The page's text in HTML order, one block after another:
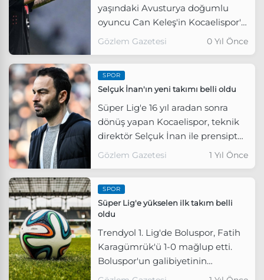
yaşındaki Avusturya doğumlu
oyuncu Can Keleş'in Kocaelispor'a
kiralandığını açıkladı.
Gözlem Gazetesi 0 Yıl Önce
SPOR
Selçuk İnan'ın yeni takımı belli oldu
Süper Lig'e 16 yıl aradan sonra
dönüş yapan Kocaelispor, teknik
direktör Selçuk İnan ile prensipte
anlaşmaya vardığını duyurdu.
Gözlem Gazetesi 1 Yıl Önce
SPOR
Süper Lig'e yükselen ilk takım belli
oldu
Trendyol 1. Lig'de Boluspor, Fatih
Karagümrük'ü 1-0 mağlup etti.
Boluspor'un galibiyetinin
ardından Fatih Karagümrük ile